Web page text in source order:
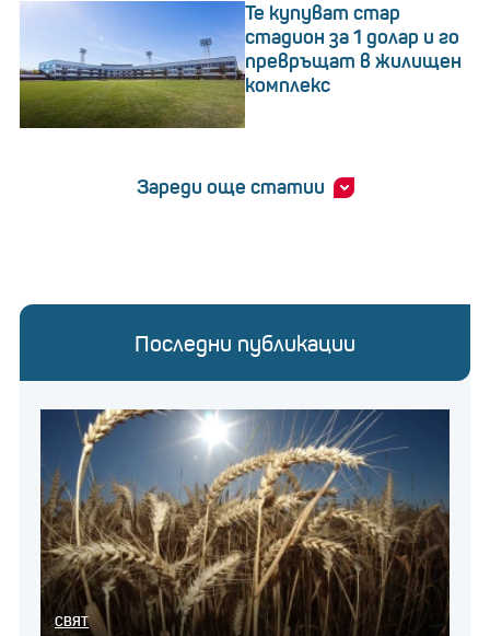
Те купуват стар
стадион за 1 долар и го
превръщат в жилищен
комплекс
Зареди още статии
Последни публикации
СВЯТ